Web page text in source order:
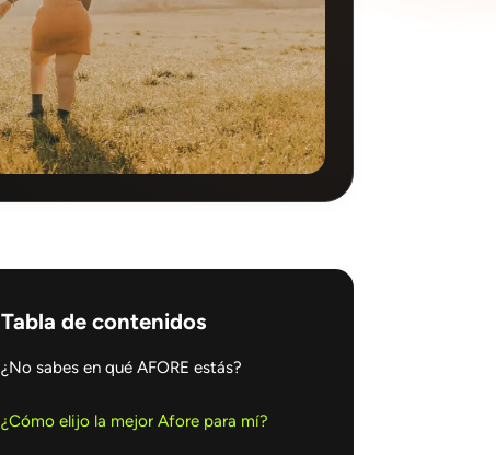
Tabla de contenidos
¿No sabes en qué AFORE estás?
¿Cómo elijo la mejor Afore para mí?